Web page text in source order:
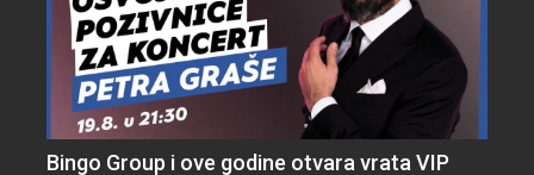
Bingo Group i ove godine otvara vrata VIP